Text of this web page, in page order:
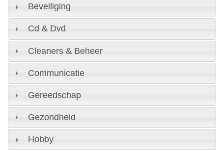
Beveiliging
Cd & Dvd
Cleaners & Beheer
Communicatie
Gereedschap
Gezondheid
Hobby